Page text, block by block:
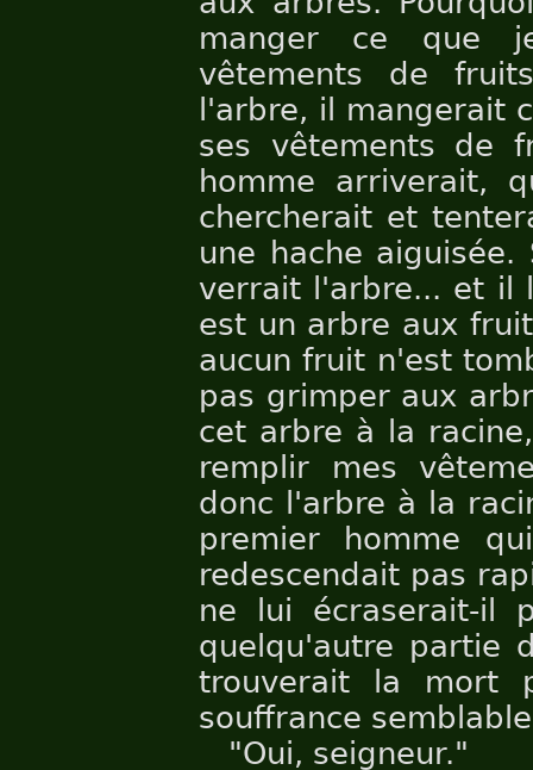
manger ce que
vêtements de
l'arbre, il mangerait
ses vêtements de
homme arriverait,
chercherait et
une hache
verrait l'arbre... et il
est un arbre aux
aucun fruit n'est
pas grimper aux
cet arbre à la
remplir mes
donc l'arbre à la
premier homme
redescendait pas
ne lui écraserait-il
quelqu'autre partie
trouverait la mort
souffrance
"Oui, seigneur."